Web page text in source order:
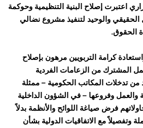
اعتبرت إصلاح البنية التنظيمية وحوكمة
الحقيقي والوحيد لتنفيذ مشروع نضالي
الحقوق.
كرامة التربويين مرهون بإصلاح
المشترك من الزعامات الفردية
من تدخلات المكاتب الحكومية – ممثلة
والعمل وفروعها – في الشؤون الداخلية
فرض صياغة اللوائح والأنظمة بدلاً
وتفصيلاً مع الاتفاقيات الدولية بشأن